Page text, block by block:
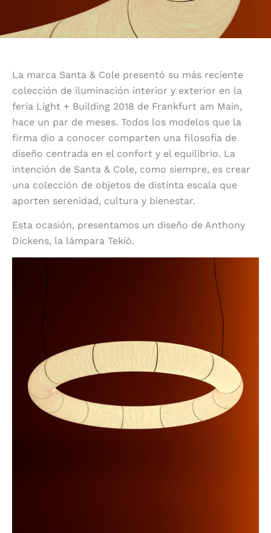
La marca Santa & Cole presentó su más reciente
colección de iluminación interior y exterior en la
feria Light + Building 2018 de Frankfurt am Main,
hace un par de meses. Todos los modelos que la
firma dio a conocer comparten una filosofía de
diseño centrada en el confort y el equilibrio. La
intención de Santa & Cole, como siempre, es crear
una colección de objetos de distinta escala que
aporten serenidad, cultura y bienestar.
Esta ocasión, presentamos un diseño de Anthony
Dickens, la lámpara Tekiò.